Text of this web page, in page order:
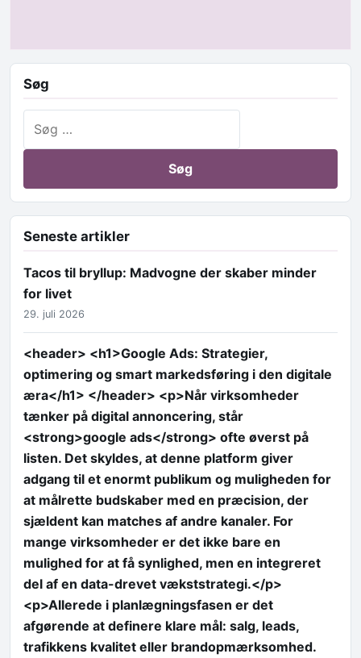
Søg
Seneste artikler
Tacos til bryllup: Madvogne der skaber minder
for livet
29. juli 2026
<header> <h1>Google Ads: Strategier,
optimering og smart markedsføring i den digitale
æra</h1> </header> <p>Når virksomheder
tænker på digital annoncering, står
<strong>google ads</strong> ofte øverst på
listen. Det skyldes, at denne platform giver
adgang til et enormt publikum og muligheden for
at målrette budskaber med en præcision, der
sjældent kan matches af andre kanaler. For
mange virksomheder er det ikke bare en
mulighed for at få synlighed, men en integreret
del af en data-drevet vækststrategi.</p>
<p>Allerede i planlægningsfasen er det
afgørende at definere klare mål: salg, leads,
trafikkens kvalitet eller brandopmærksomhed.